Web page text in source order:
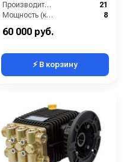
Производительность (л/мин):
21
Мощность (кВт):
8
Обороты двигателя (об/мин):
60 000 руб.
⚡ В корзину